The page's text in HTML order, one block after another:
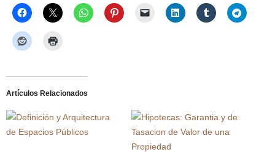
Artículos Relacionados